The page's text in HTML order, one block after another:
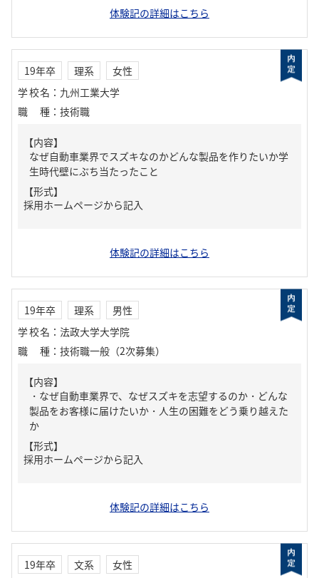
体験記の詳細はこちら
19年卒 理系
女性
学校名 ： 九州工業大学
職種 ： 技術職
【内容】
なぜ自動車業界でスズキなのかどんな製品を作りたいか学
生時代壁にぶち当たったこと
【形式】
採用ホームページから記入
体験記の詳細はこちら
19年卒 理系
男性
学校名 ： 法政大学大学院
職種 ： 技術職一般（2次募集）
【内容】
・なぜ自動車業界で、なぜスズキを志望するのか・どんな
製品をお客様に届けたいか・人生の困難をどう乗り越えた
か
【形式】
採用ホームページから記入
体験記の詳細はこちら
19年卒 文系
女性